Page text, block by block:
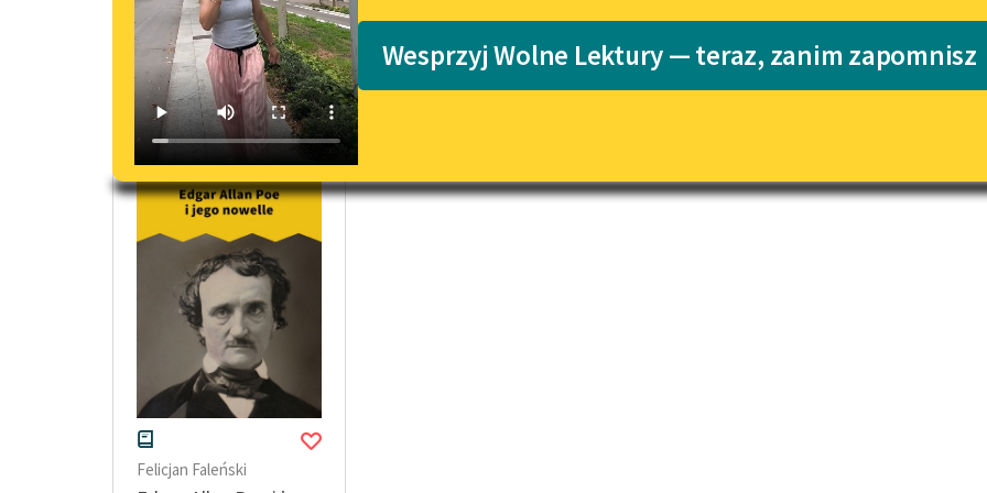
Lektury szkolne i klasyka
literatury do słuchania dla
E-kolekcja lektur szkolnych i
literatury do słuchania dla
Katalog
Katalog w
Wesprzyj Wolne Lektury — teraz, zanim zapomnisz
eseje Felicjana Faleńskiego
Felicjan Faleński